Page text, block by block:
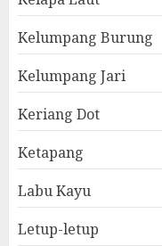
Kelumpang Burung
Kelumpang Jari
Keriang Dot
Ketapang
Labu Kayu
Letup-letup